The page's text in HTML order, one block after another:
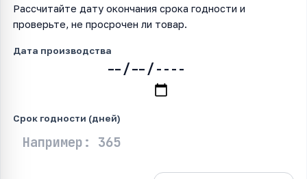
Рассчитайте дату окончания срока годности и
проверьте, не просрочен ли товар.
Дата производства
Срок годности (дней)